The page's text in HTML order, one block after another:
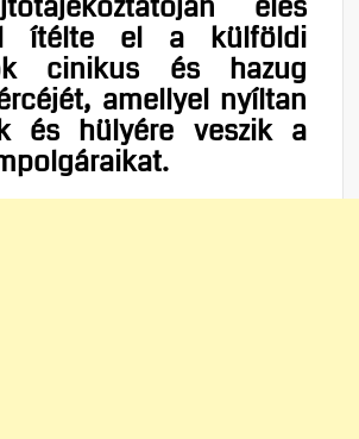
ítélte el a külföldi
cinikus és hazug
amellyel nyíltan
és hülyére veszik a